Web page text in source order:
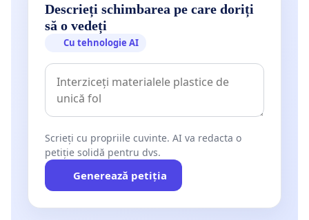
Descrieți schimbarea pe care doriți
să o vedeți
Cu tehnologie AI
Scrieți cu propriile cuvinte. AI va redacta o
petiție solidă pentru dvs.
Generează petiția